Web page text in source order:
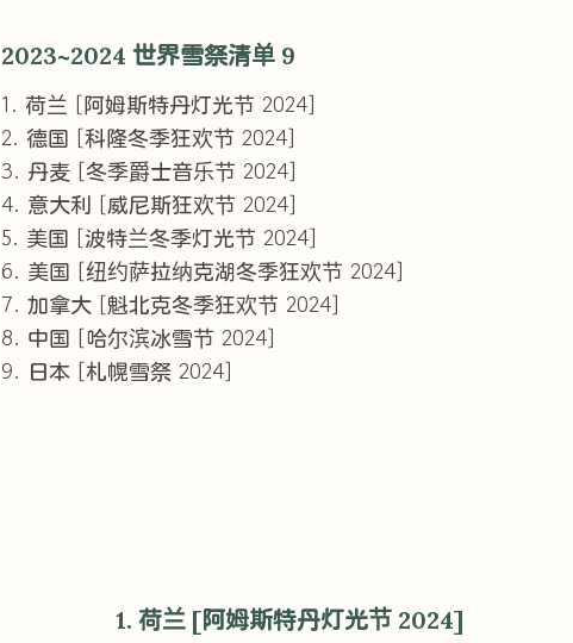
2023~2024 世界雪祭清单 9
1. 荷兰 [阿姆斯特丹灯光节 2024]
2. 德国 [科隆冬季狂欢节 2024]
3. 丹麦 [冬季爵士音乐节 2024]
4. 意大利 [威尼斯狂欢节 2024]
5. 美国 [波特兰冬季灯光节 2024]
6. 美国 [纽约萨拉纳克湖冬季狂欢节 2024]
7. 加拿大 [魁北克冬季狂欢节 2024]
8. 中国 [哈尔滨冰雪节 2024]
9. 日本 [札幌雪祭 2024]
1. 荷兰 [阿姆斯特丹灯光节 2024]